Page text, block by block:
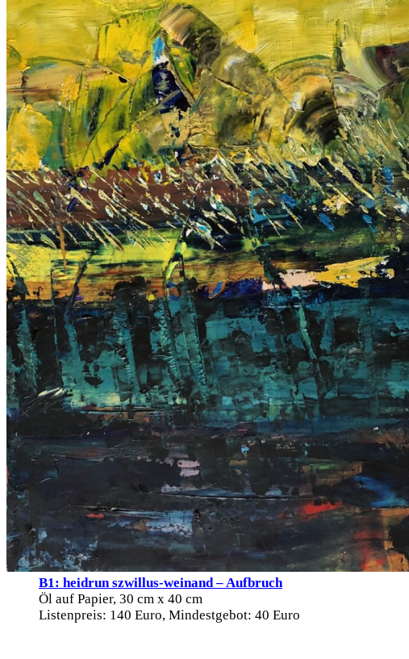
B1: heidrun szwillus-weinand – Aufbruch
Öl auf Papier, 30 cm x 40 cm
Listenpreis: 140 Euro, Mindestgebot: 40 Euro